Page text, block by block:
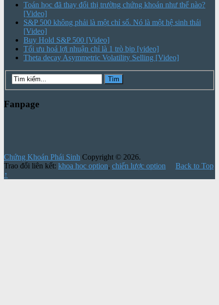
Toán học đã thay đổi thị trường chứng khoán như thế nào?
[Video]
S&P 500 không phải là một chỉ số. Nó là một hệ sinh thái
[Video]
Buy Hold S&P 500 [Video]
Tối ưu hoá lợi nhuận chỉ là 1 trò bịp [video]
Theta decay Asymmetric Volatility Selling [Video]
Fanpage
Chứng Khoán Phái Sinh Copyright © 2026.
Trao đổi liên kết: khoa hoc option, chiến lược option
Back to Top
↑